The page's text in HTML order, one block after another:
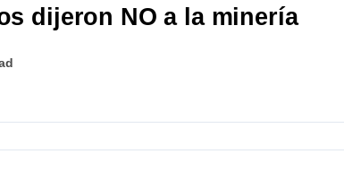
dijeron NO a la minería